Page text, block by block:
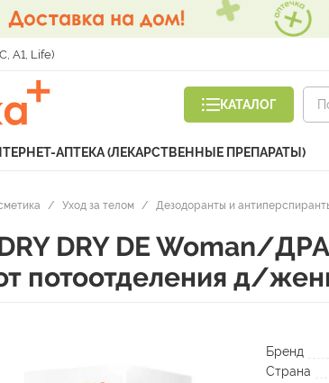
A1, Life)
КАТАЛОГ
АПТЕКА (ЛЕКАРСТВЕННЫЕ ПРЕПАРАТЫ)
/ Уход за телом / Дезодоранты и
DRY DE Woman/
потоотделения д/
Бренд
Страна